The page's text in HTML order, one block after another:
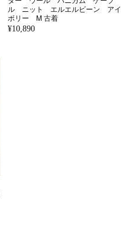
ル ニット エルエルビーン アイ
ボリー M 古着
¥10,890